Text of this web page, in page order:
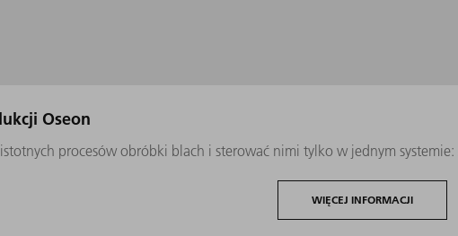
Oseon
procesów obróbki blach i sterować nimi tylko w jednym
WIĘCEJ INFORMACJI